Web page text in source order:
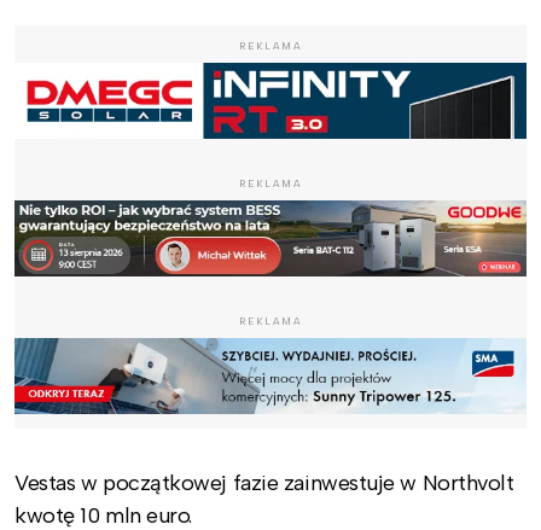
REKLAMA
REKLAMA
REKLAMA
Vestas w początkowej fazie zainwestuje w Northvolt
kwotę 10 mln euro.